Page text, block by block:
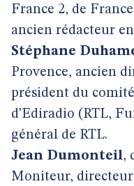
France 2, de
ancien rédacteur
Stéphane
Provence, ancien
président du
d’Ediradio (RTL,
général de RTL.
Jean Dumonteil,
Moniteur,